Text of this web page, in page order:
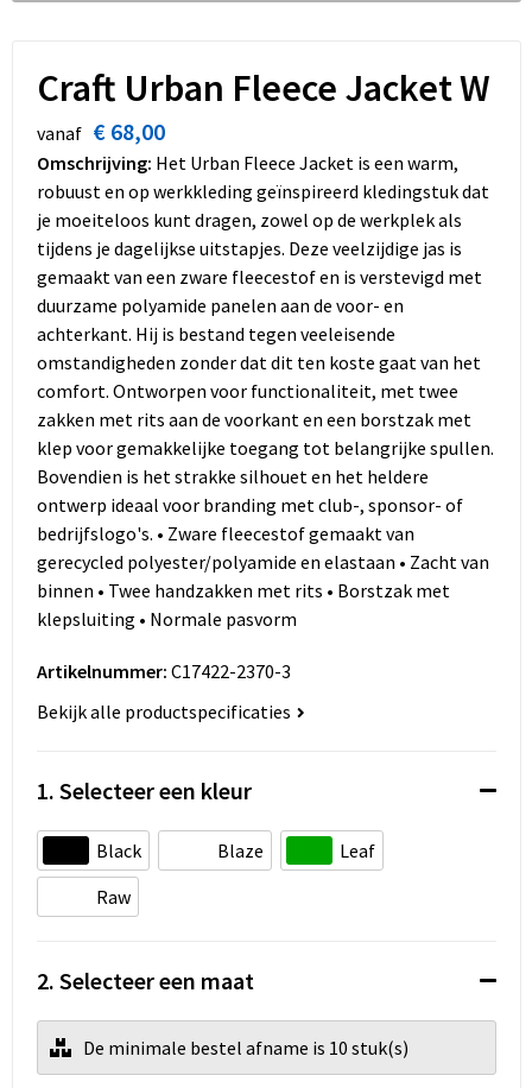
Kledingaccessoires
Schorten en Sloven
Gilets
Restauranttextiel
Hoofdbescherming
Gehoorbescherming
Gereedschap
Ademhalingsbescherming
Snoepgoed
Spellen voor binnen en buiten
Sport
Veiligheid, Auto en Fiets
Vrije tijd en Strand
Promotietassen
Boodschappentassen
Reistassen
Schoudertassen
Toilettassen
Koffers en Trolleys
Sporttassen
Schoenentassen
Koeltassen en Koelboxen
Accessoires voor tassen
Heuptassen
Laptop hoezen en tassen
Autotassen
Rugzakken
Craft Urban Fleece Jacket W
vanaf € 68,00
Omschrijving: Het Urban Fleece Jacket is een warm,
robuust en op werkkleding geïnspireerd kledingstuk dat
je moeiteloos kunt dragen, zowel op de werkplek als
tijdens je dagelijkse uitstapjes. Deze veelzijdige jas is
gemaakt van een zware fleecestof en is verstevigd met
duurzame polyamide panelen aan de voor- en
achterkant. Hij is bestand tegen veeleisende
omstandigheden zonder dat dit ten koste gaat van het
comfort. Ontworpen voor functionaliteit, met twee
zakken met rits aan de voorkant en een borstzak met
klep voor gemakkelijke toegang tot belangrijke spullen.
Bovendien is het strakke silhouet en het heldere
ontwerp ideaal voor branding met club-, sponsor- of
bedrijfslogo's. • Zware fleecestof gemaakt van
gerecycled polyester/polyamide en elastaan • Zacht van
binnen • Twee handzakken met rits • Borstzak met
klepsluiting • Normale pasvorm
Artikelnummer: C17422-2370-3
Bekijk alle productspecificaties
1. Selecteer een kleur
Black Blaze
Leaf
Raw
2. Selecteer een maat
De minimale bestel afname is 10 stuk(s)